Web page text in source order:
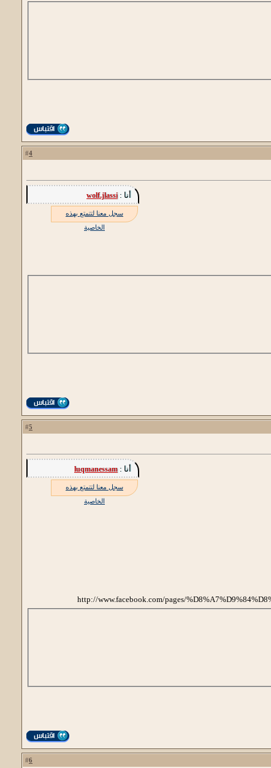
4
أنا :wolf.jlassi
سجل معنا لتتمتع بهذه
الخاصية
5
أنا :luqmanessam
سجل معنا لتتمتع بهذه
الخاصية
http://www.facebook.com/pages/
6